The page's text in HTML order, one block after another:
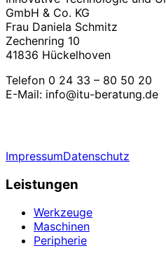
GmbH & Co. KG
Frau Daniela Schmitz
Zechenring 10
41836 Hückelhoven
Telefon 0 24 33 – 80 50 20
E-Mail: info@itu-beratung.de
ImpressumDatenschutz
Leistungen
Werkzeuge
Maschinen
Peripherie